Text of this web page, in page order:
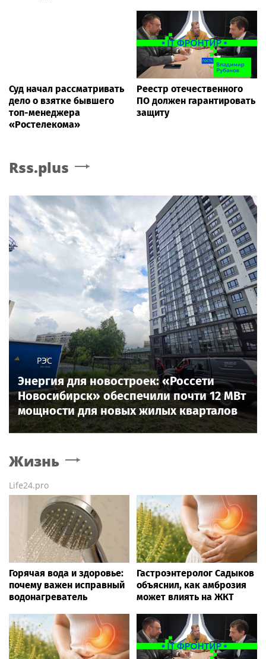
Суд начал рассматривать
дело о взятке бывшего
топ-менеджера
«Ростелекома»
Реестр отечественного
ПО должен гарантировать
защиту
Rss.plus
РЭС
Энергия для новостроек: «Россети
Новосибирск» обеспечили почти 12 МВт
мощности для новых жилых кварталов
Жизнь
Life24.pro
Горячая вода и здоровье:
почему важен исправный
водонагреватель
Гастроэнтеролог Садыков
объяснил, как амброзия
может влиять на ЖКТ